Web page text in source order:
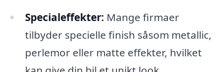
Specialeffekter: Mange firmaer
tilbyder specielle finish såsom metallic,
perlemor eller matte effekter, hvilket